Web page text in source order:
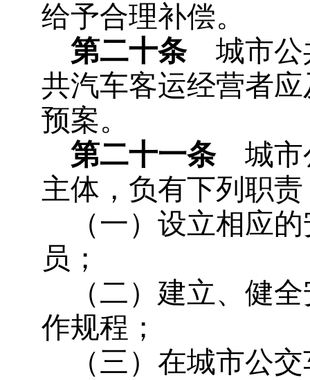
给予合理补偿。
第二十条城市公
共汽车客运经营者
预案。
第二十一条城市
主体，负有下列职责
（一）设立相应
员；
（二）建立、健
作规程；
（三）在城市公